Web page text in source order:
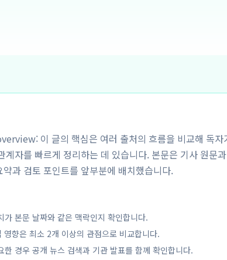
이 글의 핵심은 여러 출처의 흐름을 비교해 독자
계자를 빠르게 정리하는 데 있습니다. 본문은 기사 원문
과 검토 포인트를 앞부분에 배치했습니다.
가 본문 날짜와 같은 맥락인지 확인합니다.
영향은 최소 2개 이상의 관점으로 비교합니다.
한 경우 공개 뉴스 검색과 기관 발표를 함께 확인합니다.